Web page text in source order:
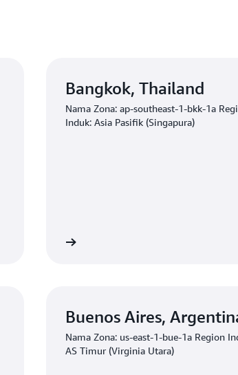
Bangkok, Thailand
Nama Zona: ap-southeast-1-bkk-1a
Induk: Asia Pasifik (Singapura)
Buenos Aires,
Nama Zona: us-east-1-bue-1a Region
AS Timur (Virginia Utara)